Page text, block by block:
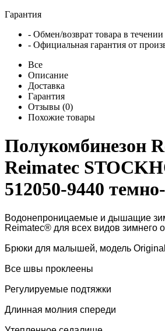
Гарантия
- Обмен/возврат товара в
- Официальная гарантия от
Все
Описание
Доставка
Гарантия
Отзывы (0)
Похожие товары
Полукомбинезон
Reimatec
512050-9440
Водонепроницаемые и дышащие
Reimatec® для всех видов зимнего
Брюки для малышей, модель Original
Все швы проклеены
Регулируемые подтяжки
Длинная молния спереди